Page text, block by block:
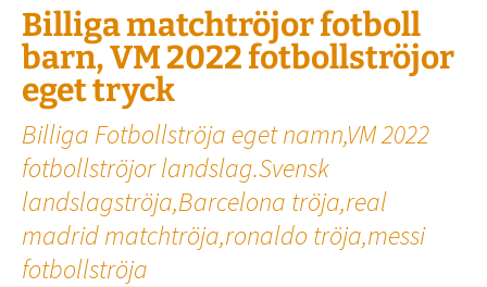
Billiga matchtröjor fotboll
barn, VM 2022 fotbollströjor
eget tryck
Billiga Fotbollströja eget namn,VM 2022
fotbollströjor landslag.Svensk
landslagströja,Barcelona tröja,real
madrid matchtröja,ronaldo tröja,messi
fotbollströja